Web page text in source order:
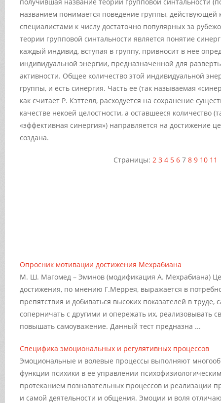
названием понимается поведение группы, действующей
специалистами к числу достаточно популярных за
теории групповой синтальности является понятие
каждый индивид, вступая в группу, привносит в нее
индивидуальной энергии, предназначенной для
активности. Общее количество этой индивидуальной
группы, и есть синергия. Часть ее (так называемая
как считает Р. Кэттелл, расходуется на сохранение
качестве некоей целостности, а оставшееся количество
«эффективная синергия») направляется на достижение
создана.
Страницы: 2 3 4 5 6 7 8 9 10 11
Опросник мотивации достижения Мехрабиана
М. Ш. Магомед – Эминов (модификация А. Мехрабиана)
достижения, по мнению Г.Меррея, выражается в
препятствия и добиваться высоких показателей в труде,
соперничать с другими и опережать их, реализовывать
повышать самоуважение. Данный тест предназна ...
Специфика эмоциональных и регулятивных процессов
Эмоциональные и волевые процессы выполняют
функции психики в ее управлении
протеканием познавательных процессов и реализации
и самой деятельности и общения. Эмоции и воля